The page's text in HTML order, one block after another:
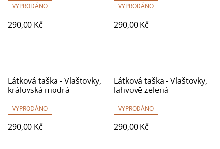
VYPRODÁNO
290,00 Kč
VYPRODÁNO
290,00 Kč
Látková taška - Vlaštovky,
královská modrá
VYPRODÁNO
290,00 Kč
Látková taška - Vlaštovky,
lahvově zelená
VYPRODÁNO
290,00 Kč